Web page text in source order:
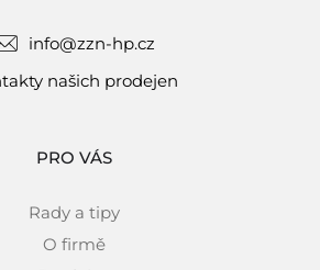
info@zzn-hp.cz
našich prodejen
PRO VÁS
Rady a tipy
O firmě